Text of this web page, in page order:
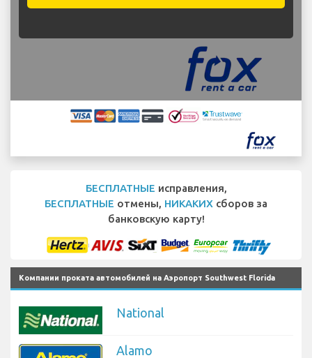
БЕСПЛАТНЫЕ исправления,
БЕСПЛАТНЫЕ отмены, НИКАКИХ сборов за
банковскую карту!
Компании проката автомобилей на Аэропорт Southwest Florida
National
Alamo